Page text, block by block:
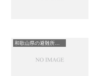
和歌山県の避難所一覧